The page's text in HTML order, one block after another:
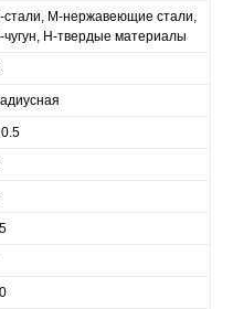
стали, M-нержавеющие стали,
чугун, H-твердые материалы